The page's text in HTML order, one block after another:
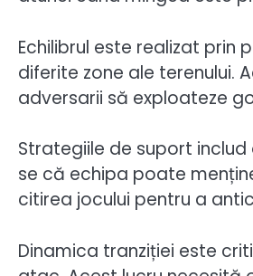
Echilibrul este realizat prin
diferite zone ale terenului.
adversarii să exploateze
Strategiile de suport
se că echipa poate
citirea jocului pentru a
Dinamica tranziției este